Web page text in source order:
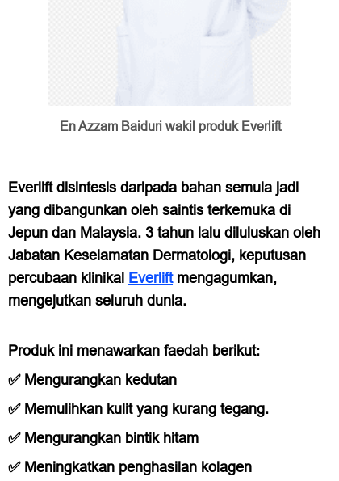
Everlift disintesis daripada bahan semula jadi
yang dibangunkan oleh saintis terkemuka di
Jepun dan Malaysia. 3 tahun lalu diluluskan oleh
Jabatan Keselamatan Dermatologi, keputusan
percubaan klinikal Everliftmengagumkan,
mengejutkan seluruh dunia.
Produk ini menawarkan faedah berikut:
✅ Mengurangkan kedutan
✅ Memulihkan kulit yang kurang tegang.
✅ Mengurangkan bintik hitam
✅ Meningkatkan penghasilan kolagen
En Azzam Baiduri wakil produk Everlift